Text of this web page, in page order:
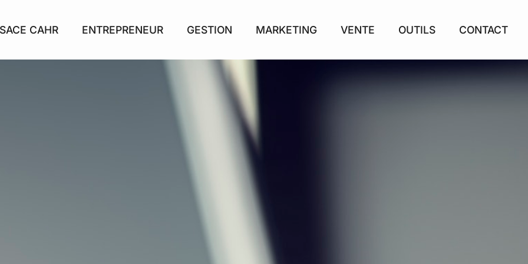
CAHR ENTREPRENEUR GESTION MARKETING VENTE OUTILS CONTACT